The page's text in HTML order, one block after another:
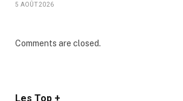
5 AOÛT 2026
Comments are closed.
Les Top +